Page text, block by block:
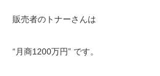
販売者のトナーさんは
“月商1200万円” です。